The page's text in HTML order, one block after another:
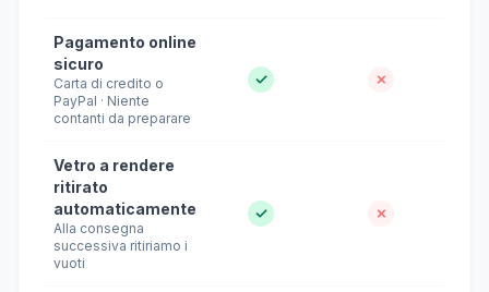
Pagamento online
sicuro
Carta di credito o
PayPal · Niente
contanti da preparare
✓ ✗
Vetro a rendere
ritirato
automaticamente
Alla consegna
successiva ritiriamo i
vuoti
✓ ✗